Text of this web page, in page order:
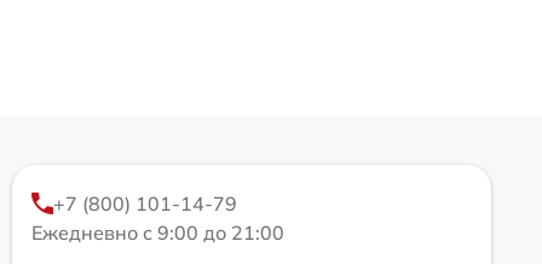
+7 (800) 101-14-79
Ежедневно с 9:00 до 21:00